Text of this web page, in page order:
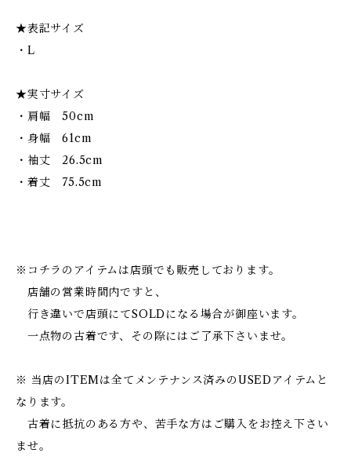
★表記サイズ
・L
★実寸サイズ
・肩幅 50cm
・身幅 61cm
・袖丈 26.5cm
・着丈 75.5cm
※コチラのアイテムは店頭でも販売しております。
店舗の営業時間内ですと、
行き違いで店頭にてSOLDになる場合が御座います。
一点物の古着です、その際にはご了承下さいませ。
※ 当店のITEMは全てメンテナンス済みのUSEDアイテムと
なります。
古着に抵抗のある方や、苦手な方はご購入をお控え下さい
ませ。